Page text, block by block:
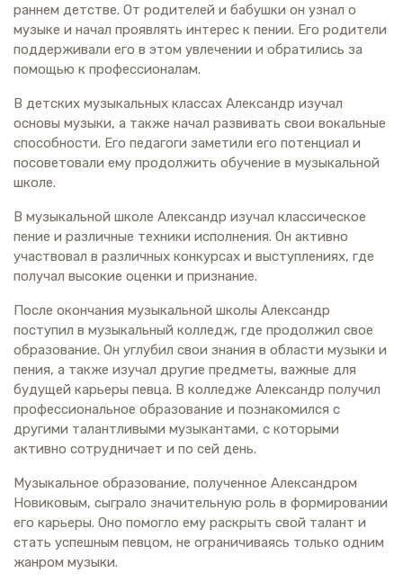
раннем детстве. От родителей и бабушки он узнал о
музыке и начал проявлять интерес к пении. Его родители
поддерживали его в этом увлечении и обратились за
помощью к профессионалам.
В детских музыкальных классах Александр изучал
основы музыки, а также начал развивать свои вокальные
способности. Его педагоги заметили его потенциал и
посоветовали ему продолжить обучение в музыкальной
школе.
В музыкальной школе Александр изучал классическое
пение и различные техники исполнения. Он активно
участвовал в различных конкурсах и выступлениях, где
получал высокие оценки и признание.
После окончания музыкальной школы Александр
поступил в музыкальный колледж, где продолжил свое
образование. Он углубил свои знания в области музыки и
пения, а также изучал другие предметы, важные для
будущей карьеры певца. В колледже Александр получил
профессиональное образование и познакомился с
другими талантливыми музыкантами, с которыми
активно сотрудничает и по сей день.
Музыкальное образование, полученное Александром
Новиковым, сыграло значительную роль в формировании
его карьеры. Оно помогло ему раскрыть свой талант и
стать успешным певцом, не ограничиваясь только одним
жанром музыки.